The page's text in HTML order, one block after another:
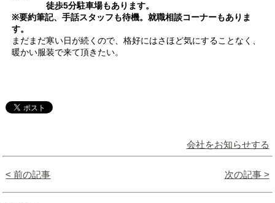
徒歩5分駐車場もあります。
※要約筆記、手話スタッフも待機。就職相談コーナーもありま
す。
まだまだ寒い日が続くので、格好にはさほど気にすることなく、
暖かい服装で来て頂きたい。
会社をお知らせする
< 前の記事 次の記事 >